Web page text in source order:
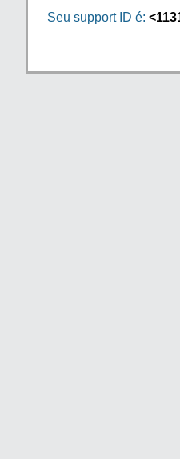
Seu support ID é: